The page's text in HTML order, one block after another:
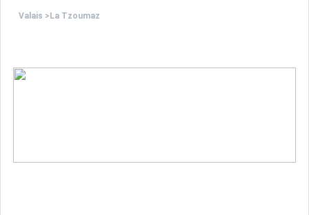
Valais > La Tzoumaz